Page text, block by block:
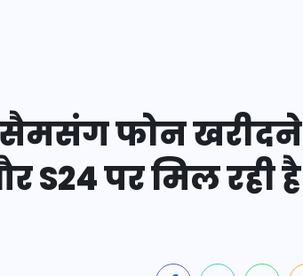
सैमसंग फोन खरीदने
S24 पर मिल रही है